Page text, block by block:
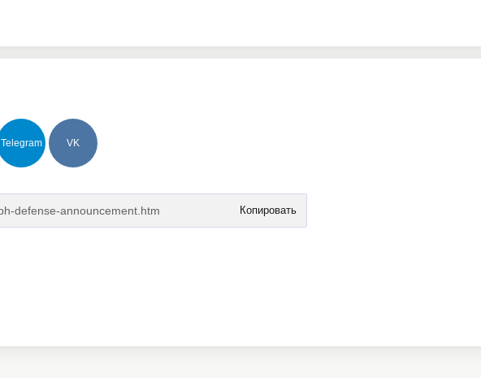
Telegram VK
Копировать